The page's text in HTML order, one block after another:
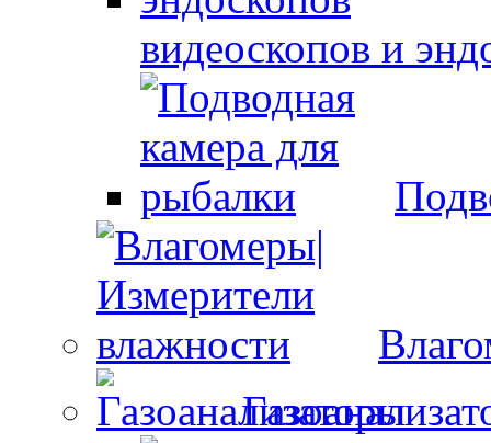
видеоскопов и